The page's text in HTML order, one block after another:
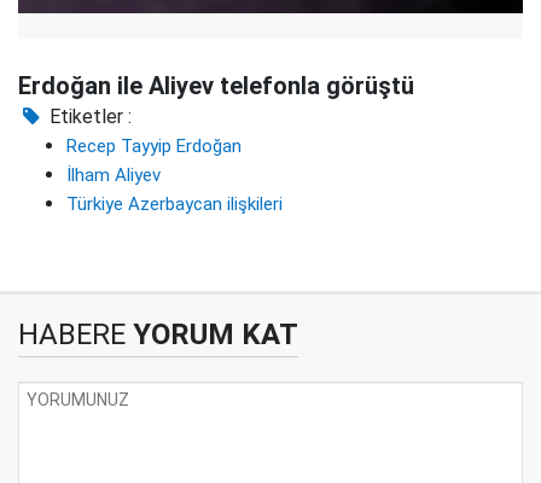
Erdoğan ile Aliyev telefonla görüştü
Etiketler :
Recep Tayyip Erdoğan
İlham Aliyev
Türkiye Azerbaycan ilişkileri
HABERE YORUM KAT